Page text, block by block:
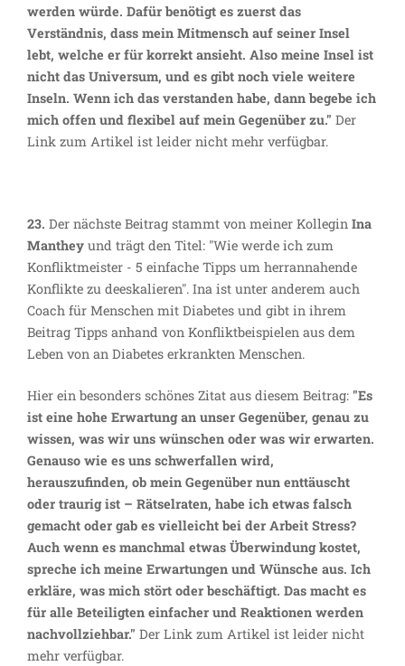
werden würde. Dafür benötigt es zuerst das
Verständnis, dass mein Mitmensch auf seiner Insel
lebt, welche er für korrekt ansieht. Also meine Insel ist
nicht das Universum, und es gibt noch viele weitere
Inseln. Wenn ich das verstanden habe, dann begebe ich
mich offen und flexibel auf mein Gegenüber zu." Der
Link zum Artikel ist leider nicht mehr verfügbar.
23. Der nächste Beitrag stammt von meiner Kollegin Ina
Manthey und trägt den Titel: "Wie werde ich zum
Konfliktmeister - 5 einfache Tipps um herrannahende
Konflikte zu deeskalieren". Ina ist unter anderem auch
Coach für Menschen mit Diabetes und gibt in ihrem
Beitrag Tipps anhand von Konfliktbeispielen aus dem
Leben von an Diabetes erkrankten Menschen.
Hier ein besonders schönes Zitat aus diesem Beitrag: "Es
ist eine hohe Erwartung an unser Gegenüber, genau zu
wissen, was wir uns wünschen oder was wir erwarten.
Genauso wie es uns schwerfallen wird,
herauszufinden, ob mein Gegenüber nun enttäuscht
oder traurig ist – Rätselraten, habe ich etwas falsch
gemacht oder gab es vielleicht bei der Arbeit Stress?
Auch wenn es manchmal etwas Überwindung kostet,
spreche ich meine Erwartungen und Wünsche aus. Ich
erkläre, was mich stört oder beschäftigt. Das macht es
für alle Beteiligten einfacher und Reaktionen werden
nachvollziehbar." Der Link zum Artikel ist leider nicht
mehr verfügbar.